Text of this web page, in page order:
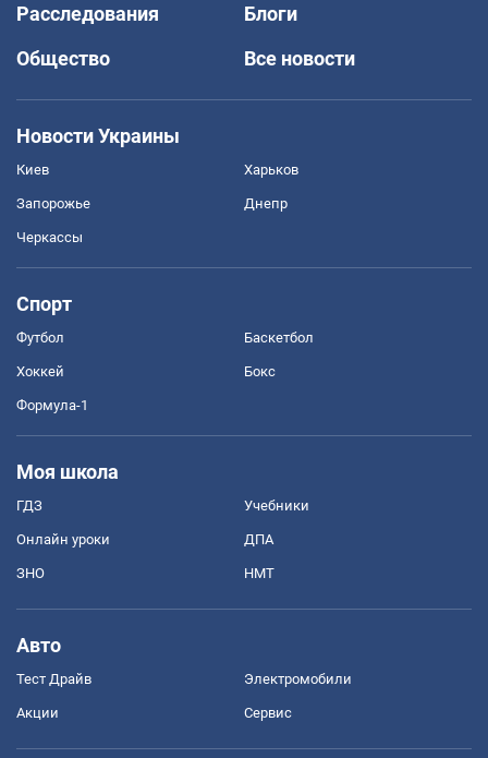
Расследования
Блоги
Общество
Все новости
Новости Украины
Киев Харьков
Запорожье Днепр
Черкассы
Спорт
Футбол Баскетбол
Хоккей Бокс
Формула-1
Моя школа
ГДЗ Учебники
Онлайн уроки ДПА
ЗНО НМТ
Авто
Тест Драйв Электромобили
Акции Сервис